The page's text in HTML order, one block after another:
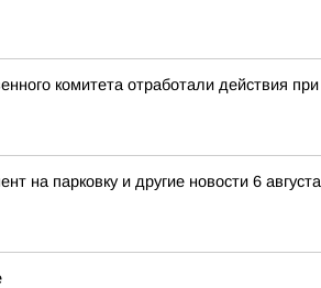
комитета отработали действия
на парковку и другие новости 6 августа